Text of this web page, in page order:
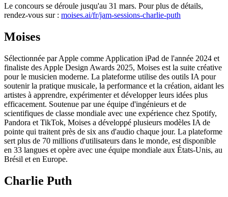
Le concours se déroule jusqu'au 31 mars. Pour plus de détails,
rendez-vous sur : moises.ai/fr/jam-sessions-charlie-puth
Moises
Sélectionnée par Apple comme Application iPad de l'année 2024 et
finaliste des Apple Design Awards 2025, Moises est la suite créative
pour le musicien moderne. La plateforme utilise des outils IA pour
soutenir la pratique musicale, la performance et la création, aidant les
artistes à apprendre, expérimenter et développer leurs idées plus
efficacement. Soutenue par une équipe d'ingénieurs et de
scientifiques de classe mondiale avec une expérience chez Spotify,
Pandora et TikTok, Moises a développé plusieurs modèles IA de
pointe qui traitent près de six ans d'audio chaque jour. La plateforme
sert plus de 70 millions d'utilisateurs dans le monde, est disponible
en 33 langues et opère avec une équipe mondiale aux États-Unis, au
Brésil et en Europe.
Charlie Puth